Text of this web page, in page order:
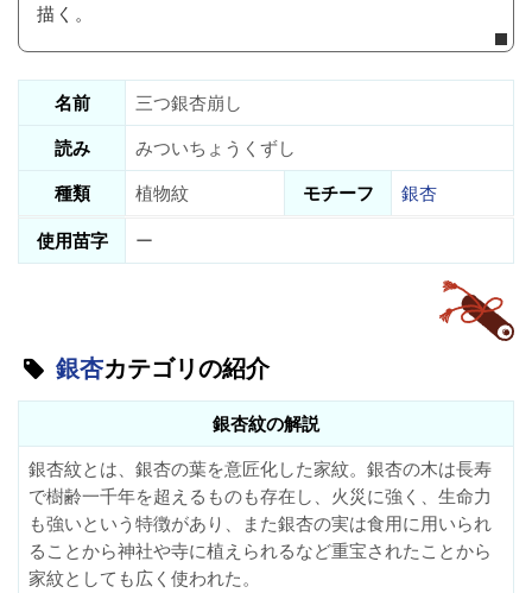
描く。
名前
三つ銀杏崩し
読み
みついちょうくずし
種類
植物紋 モチーフ
銀杏
使用苗字
ー
銀杏カテゴリの紹介
銀杏紋の解説
銀杏紋とは、銀杏の葉を意匠化した家紋。銀杏の木は長寿
で樹齢一千年を超えるものも存在し、火災に強く、生命力
も強いという特徴があり、また銀杏の実は食用に用いられ
ることから神社や寺に植えられるなど重宝されたことから
家紋としても広く使われた。